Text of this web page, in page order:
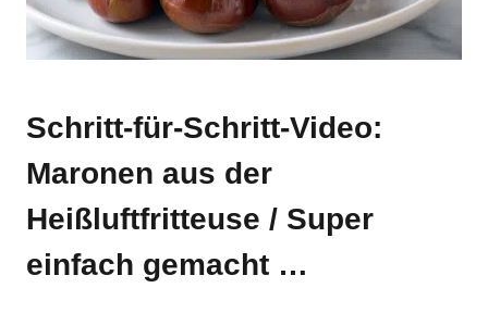
Schritt-für-Schritt-Video:
Maronen aus der
Heißluftfritteuse / Super
einfach gemacht …